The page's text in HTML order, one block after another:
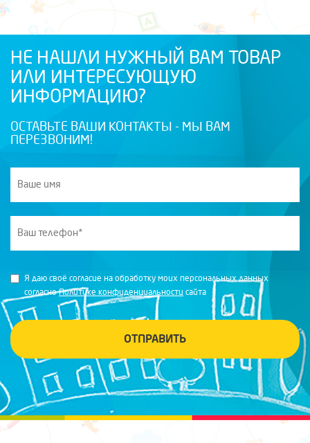
НЕ НАШЛИ НУЖНЫЙ ВАМ ТОВАР
ИЛИ ИНТЕРЕСУЮЩУЮ
ИНФОРМАЦИЮ?
ОСТАВЬТЕ ВАШИ КОНТАКТЫ - МЫ ВАМ
ПЕРЕЗВОНИМ!
Я даю своё согласие на обработку моих персональных данных
согласноПолитике конфиденциальности сайта
ОТПРАВИТЬ